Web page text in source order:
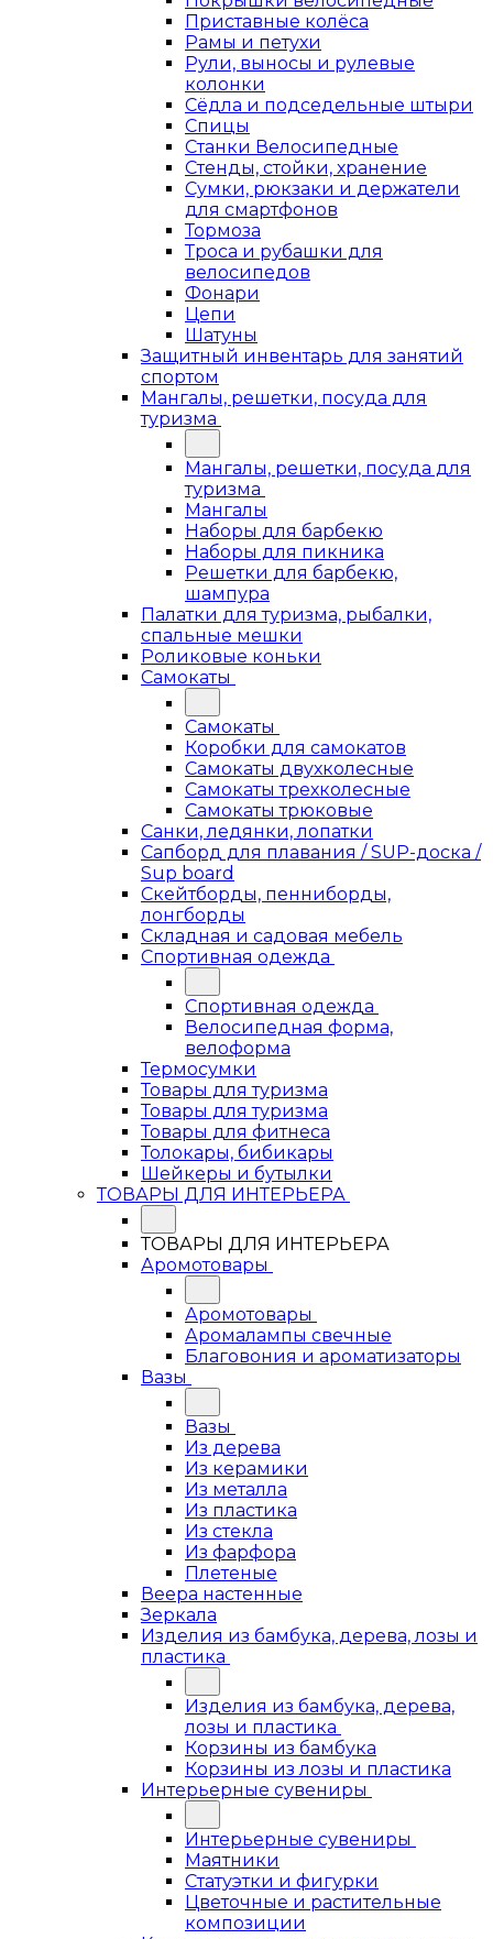
Приставные колёса
Рамы и петухи
Рули, выносы и рулевые
колонки
Сёдла и подседельные штыри
Спицы
Станки Велосипедные
Стенды, стойки, хранение
Сумки, рюкзаки и держатели
для смартфонов
Тормоза
Троса и рубашки для
велосипедов
Фонари
Цепи
Шатуны
Защитный инвентарь для занятий
спортом
Мангалы, решетки, посуда для
туризма
Мангалы, решетки, посуда для
туризма
Мангалы
Наборы для барбекю
Наборы для пикника
Решетки для барбекю,
шампура
Палатки для туризма, рыбалки,
спальные мешки
Роликовые коньки
Самокаты
Самокаты
Коробки для самокатов
Самокаты двухколесные
Самокаты трехколесные
Самокаты трюковые
Санки, ледянки, лопатки
Сапборд для плавания / SUP-доска /
Sup board
Скейтборды, пенниборды,
лонгборды
Складная и садовая мебель
Спортивная одежда
Спортивная одежда
Велосипедная форма,
велоформа
Термосумки
Товары для туризма
Товары для туризма
Товары для фитнеса
Толокары, бибикары
Шейкеры и бутылки
ТОВАРЫ ДЛЯ ИНТЕРЬЕРА
ТОВАРЫ ДЛЯ ИНТЕРЬЕРА
Аромотовары
Аромотовары
Аромалампы свечные
Благовония и ароматизаторы
Вазы
Вазы
Из дерева
Из керамики
Из металла
Из пластика
Из стекла
Из фарфора
Плетеные
Веера настенные
Зеркала
Изделия из бамбука, дерева, лозы и
пластика
Изделия из бамбука, дерева,
лозы и пластика
Корзины из бамбука
Корзины из лозы и пластика
Интерьерные сувениры
Интерьерные сувениры
Маятники
Статуэтки и фигурки
Цветочные и растительные
композиции